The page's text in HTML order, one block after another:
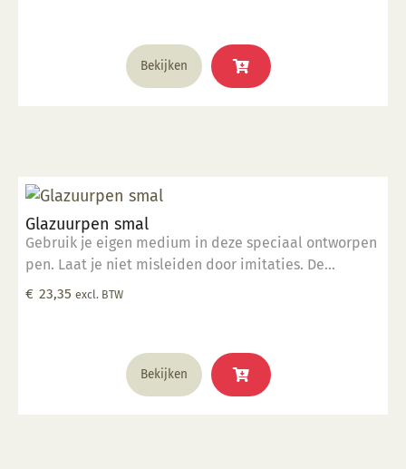
Bekijken
Glazuurpen smal
Gebruik je eigen medium in deze speciaal ontworpen
pen. Laat je niet misleiden door imitaties. De
ingenieurs van Kemper hebben deze tool ontworpen
vormen van keramiek. Elke pen wordt geleverd met
steelreiniger om de menuetpunt schoon te maken.
Met de Glazuurpen Smal kunt u extra dunne, fijne
€ 23,35 excl. BTW
Bekijken